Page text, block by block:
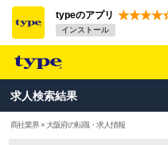
typeのアプリ
インストール
求人検索結果
商社業界 × 大阪府の転職・求人情報